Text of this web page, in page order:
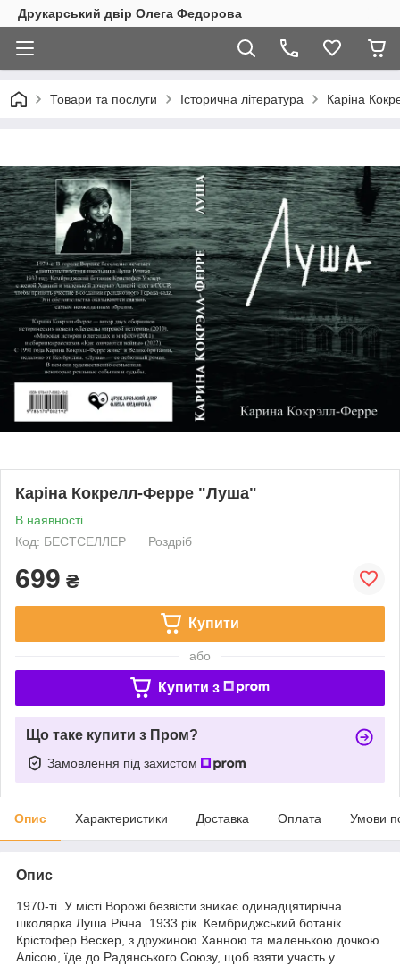
Друкарський двір Олега Федорова
Товари та послуги Історична література Каріна
Каріна Кокрелл-Ферре "Луша"
В наявності
Код: БЕСТСЕЛЛЕР
Роздріб
699 ₴
Купити
або
Купити з
Що таке купити з Пром?
Замовлення під захистом
Опис Характеристики Доставка Оплата Умови
Опис
1970-ті. У місті Ворожі безвісти зникає одинадцятирічна
школярка Луша Річна. 1933 рік. Кембриджський ботанік
Крістофер Вескер, з дружиною Ханною та маленькою дочкою
Алісою, їде до Радянського Союзу, щоб взяти участь у